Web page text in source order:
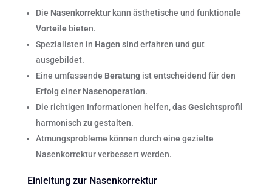
Die Nasenkorrekturkann ästhetische und funktionale
Vorteilebieten.
Spezialisten in Hagen sind erfahren und gut
ausgebildet.
Eine umfassende Beratungist entscheidend für den
Erfolg einer Nasenoperation.
Die richtigen Informationen helfen, dasGesichtsprofil
harmonisch zu gestalten.
Atmungsprobleme können durch eine gezielte
Nasenkorrektur verbessert werden.
Einleitung zur Nasenkorrektur